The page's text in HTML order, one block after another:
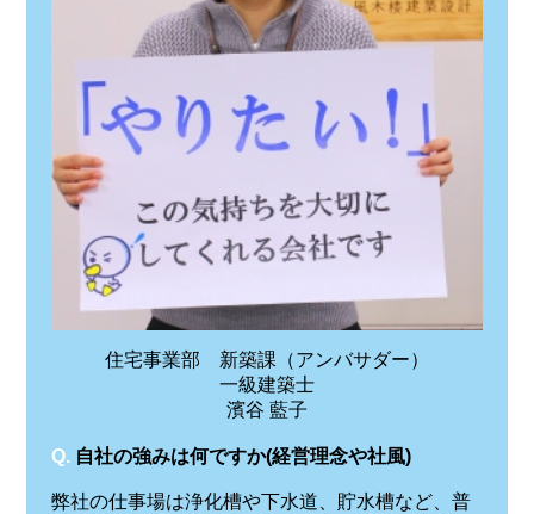
住宅事業部 新築課（アンバサダー）
一級建築士
濱谷 藍子
Q. 自社の強みは何ですか(経営理念や社風)
弊社の仕事場は浄化槽や下水道、貯水槽など、普